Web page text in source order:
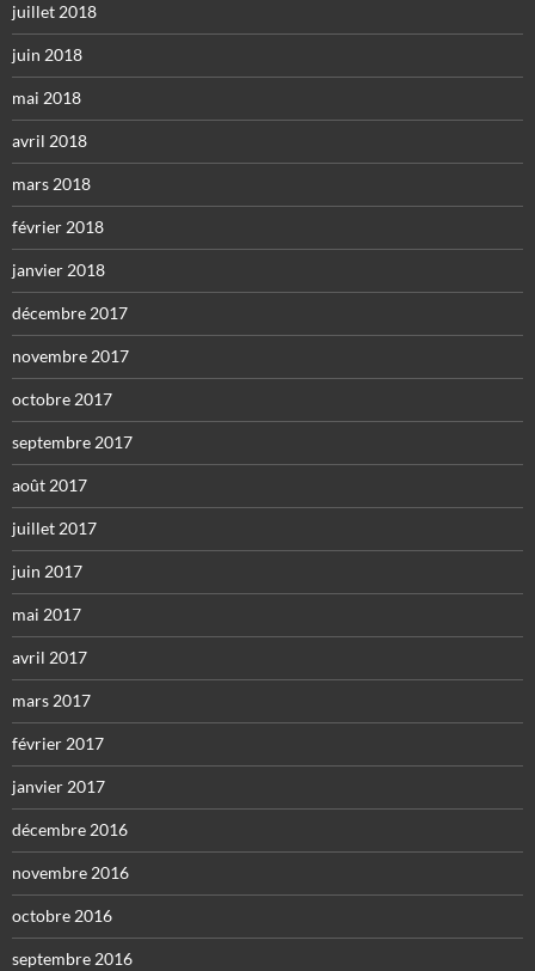
juillet 2018
juin 2018
mai 2018
avril 2018
mars 2018
février 2018
janvier 2018
décembre 2017
novembre 2017
octobre 2017
septembre 2017
août 2017
juillet 2017
juin 2017
mai 2017
avril 2017
mars 2017
février 2017
janvier 2017
décembre 2016
novembre 2016
octobre 2016
septembre 2016